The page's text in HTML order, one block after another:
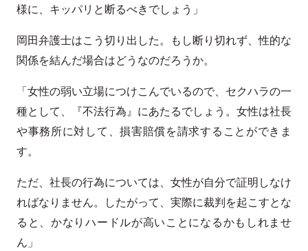
様に、キッパリと断るべきでしょう」
岡田弁護士はこう切り出した。もし断り切れず、性的な
関係を結んだ場合はどうなのだろうか。
「女性の弱い立場につけこんでいるので、セクハラの一
種として、『不法行為』にあたるでしょう。女性は社長
や事務所に対して、損害賠償を請求することができま
す。
ただ、社長の行為については、女性が自分で証明しなけ
ればなりません。したがって、実際に裁判を起こすとな
ると、かなりハードルが高いことになるかもしれませ
ん」